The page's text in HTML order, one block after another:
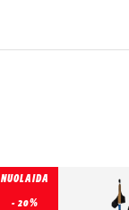
NUOLAIDA
- 20%